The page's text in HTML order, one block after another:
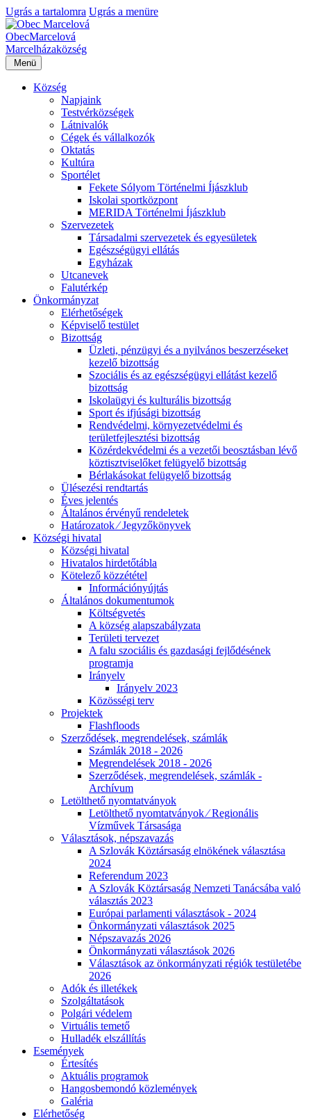
Ugrás a tartalomra Ugrás a menüre
ObecMarcelová
Marcelházaközség
Menü
Község
Napjaink
Testvérközségek
Látnivalók
Cégek és vállalkozók
Oktatás
Kultúra
Sportélet
Fekete Sólyom Történelmi Íjászklub
Iskolai sportközpont
MERIDA Történelmi Íjászklub
Szervezetek
Társadalmi szervezetek és egyesületek
Egészségügyi ellátás
Egyházak
Utcanevek
Falutérkép
Önkormányzat
Elérhetőségek
Képviselő testület
Bizottság
Üzleti, pénzügyi és a nyilvános beszerzéseket
kezelő bizottság
Szociális és az egészségügyi ellátást kezelő
bizottság
Iskolaügyi és kulturális bizottság
Sport és ifjúsági bizottság
Rendvédelmi, környezetvédelmi és
területfejlesztési bizottság
Közérdekvédelmi és a vezetői beosztásban lévő
köztisztviselőket felügyelő bizottság
Bérlakásokat felügyelő bizottság
Ülésezési rendtartás
Éves jelentés
Általános érvényű rendeletek
Határozatok ⁄ Jegyzőkönyvek
Községi hivatal
Községi hivatal
Hivatalos hirdetőtábla
Kötelező közzététel
Információnyújtás
Általános dokumentumok
Költségvetés
A község alapszabályzata
Területi tervezet
A falu szociális és gazdasági fejlődésének
programja
Irányelv
Irányelv 2023
Közösségi terv
Projektek
Flashfloods
Szerződések, megrendelések, számlák
Számlák 2018 - 2026
Megrendelések 2018 - 2026
Szerződések, megrendelések, számlák -
Archívum
Letölthető nyomtatványok
Letölthető nyomtatványok ⁄ Regionális
Vízművek Társasága
Választások, népszavazás
A Szlovák Köztársaság elnökének választása
2024
Referendum 2023
A Szlovák Köztársaság Nemzeti Tanácsába való
választás 2023
Európai parlamenti választások - 2024
Önkormányzati választások 2025
Népszavazás 2026
Önkormányzati választások 2026
Választások az önkormányzati régiók testületébe
2026
Adók és illetékek
Szolgáltatások
Polgári védelem
Virtuális temető
Hulladék elszállítás
Események
Értesítés
Aktuális programok
Hangosbemondó közlemények
Galéria
Elérhetőség